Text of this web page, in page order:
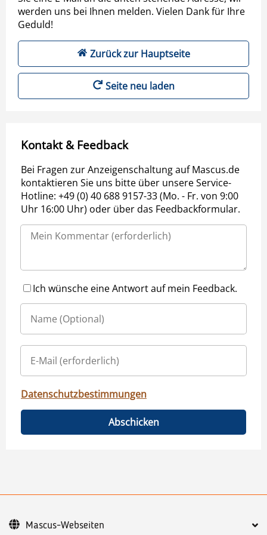
werden uns bei Ihnen melden. Vielen Dank für Ihre
Geduld!
Zurück zur Hauptseite
Seite neu laden
Kontakt & Feedback
Bei Fragen zur Anzeigenschaltung auf Mascus.de
kontaktieren Sie uns bitte über unsere Service-
Hotline: +49 (0) 40 688 9157-33 (Mo. - Fr. von 9:00
Uhr 16:00 Uhr) oder über das Feedbackformular.
Ich wünsche eine Antwort auf mein Feedback.
Datenschutzbestimmungen
Abschicken
Mascus-Webseiten